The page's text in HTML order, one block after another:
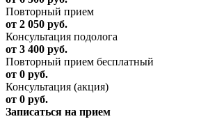
Повторный прием
от 2 050 руб.
Консультация подолога
от 3 400 руб.
Повторный прием бесплатный
от 0 руб.
Консультация (акция)
от 0 руб.
Записаться на прием